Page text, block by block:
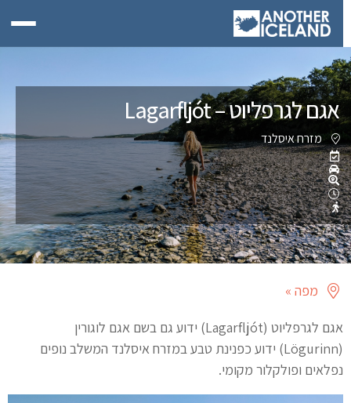
אגם לגרפליוט – Lagarfljót
מזרח איסלנד
מפה »
אגם לגרפליוט (Lagarfljót) ידוע גם בשם אגם לוגורין
(Lögurinn) ידוע כפנינת טבע במזרח איסלנד המשלב נופים
נפלאים ופולקלור מקומי.